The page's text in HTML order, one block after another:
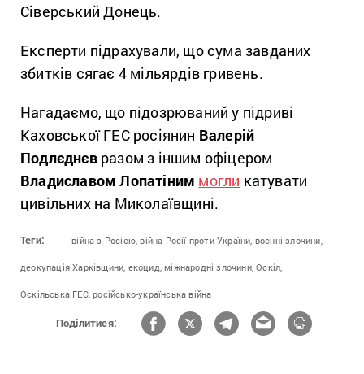
Сіверський Донець.
Експерти підрахували, що сума завданих
збитків сягає 4 мільярдів гривень.
Нагадаємо, що підозрюваний у підриві
Каховської ГЕС росіянин Валерій
Подлєднєвразом з іншим офіцером
Владиславом Лопатіним могли катувати
цивільних на Миколаївщині.
Теги: війна з Росією, війна Росії проти України, воєнні злочини,
деокупація Харківщини, екоцид, міжнародні злочини, Оскіл,
Оскільська ГЕС, російсько-українська війна
Поділитися: